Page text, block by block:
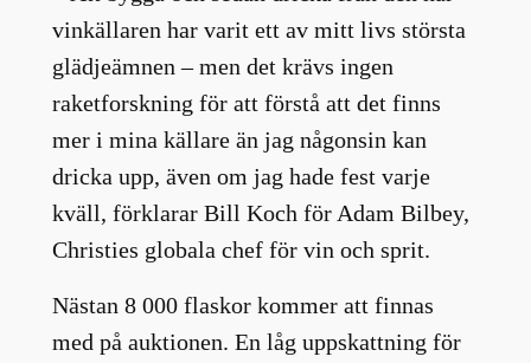
vinkällaren har varit ett av mitt livs största
glädjeämnen – men det krävs ingen
raketforskning för att förstå att det finns
mer i mina källare än jag någonsin kan
dricka upp, även om jag hade fest varje
kväll, förklarar Bill Koch för Adam Bilbey,
Christies globala chef för vin och sprit.
Nästan 8 000 flaskor kommer att finnas
med på auktionen. En låg uppskattning för